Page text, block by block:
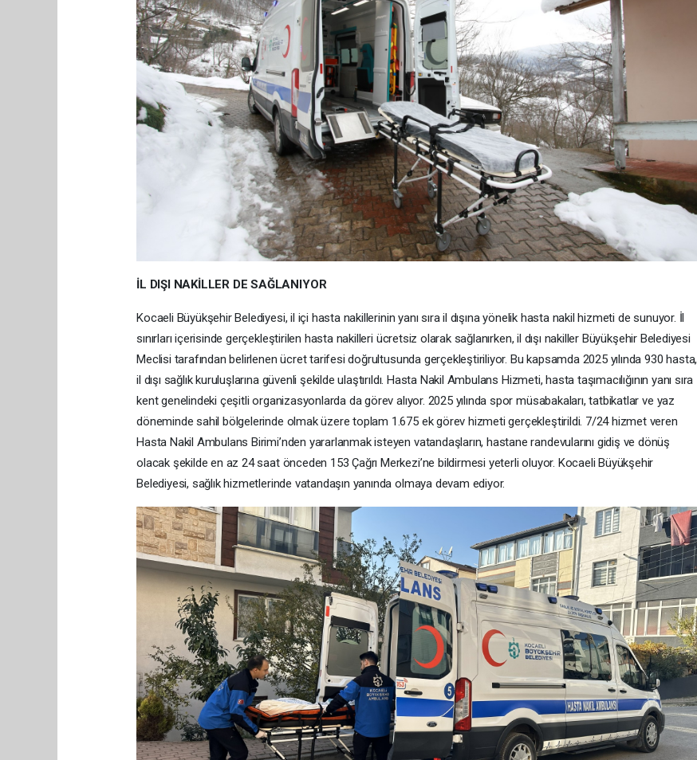
İL DIŞI NAKİLLER DE SAĞLANIYOR
Kocaeli Büyükşehir Belediyesi, il içi hasta nakillerinin yanı sıra il dışına yönelik hasta nakil hizmeti de sunuyor. İl
sınırları içerisinde gerçekleştirilen hasta nakilleri ücretsiz olarak sağlanırken, il dışı nakiller Büyükşehir Belediyesi
Meclisi tarafından belirlenen ücret tarifesi doğrultusunda gerçekleştiriliyor. Bu kapsamda 2025 yılında 930 hasta,
il dışı sağlık kuruluşlarına güvenli şekilde ulaştırıldı. Hasta Nakil Ambulans Hizmeti, hasta taşımacılığının yanı sıra
kent genelindeki çeşitli organizasyonlarda da görev alıyor. 2025 yılında spor müsabakaları, tatbikatlar ve yaz
döneminde sahil bölgelerinde olmak üzere toplam 1.675 ek görev hizmeti gerçekleştirildi. 7/24 hizmet veren
Hasta Nakil Ambulans Birimi’nden yararlanmak isteyen vatandaşların, hastane randevularını gidiş ve dönüş
olacak şekilde en az 24 saat önceden 153 Çağrı Merkezi’ne bildirmesi yeterli oluyor. Kocaeli Büyükşehir
Belediyesi, sağlık hizmetlerinde vatandaşın yanında olmaya devam ediyor.